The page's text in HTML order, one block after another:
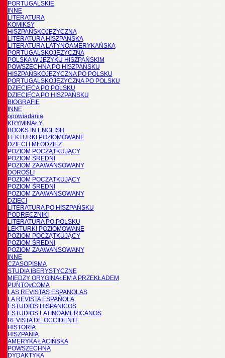
PORTUGALSKIE
INNE
LITERATURA
KOMIKSY
HISZPAŃSKOJĘZYCZNA
LITERATURA HISZPANSKA
LITERATURA LATYNOAMERYKAŃSKA
PORTUGALSKOJĘZYCZNA
POLSKA W JĘZYKU HISZPAŃSKIM
POWSZECHNA PO HISZPAŃSKU
HISZPAŃSKOJĘZYCZNA PO POLSKU
PORTUGALSKOJĘZYCZNA PO POLSKU
DZIECIĘCA PO POLSKU
DZIECIĘCA PO HISZPAŃSKU
BIOGRAFIE
INNE
opowiadania
KRYMINAŁY
BOOKS IN ENGLISH
LEKTURKI POZIOMOWANE
DZIECI I MŁODZIEŻ
POZIOM POCZĄTKUJĄCY
POZIOM ŚREDNI
POZIOM ZAAWANSOWANY
DOROŚLI
POZIOM POCZĄTKUJĄCY
POZIOM ŚREDNI
POZIOM ZAAWANSOWANY
DZIECI
LITERATURA PO HISZPAŃSKU
PODRĘCZNIKI
LITERATURA PO POLSKU
LEKTURKI POZIOMOWANE
POZIOM POCZĄTKUJĄCY
POZIOM ŚREDNI
POZIOM ZAAWANSOWANY
INNE
CZASOPISMA
STUDIA IBERYSTYCZNE
MIĘDZY ORYGINAŁEM A PRZEKŁADEM
PUNTOyCOMA
LAS REVISTAS ESPANOLAS
LA REVISTA ESPAÑOLA
ESTUDIOS HISPANICOS
ESTUDIOS LATINOAMERICANOS
REVISTA DE OCCIDENTE
HISTORIA
HISZPANIA
AMERYKA ŁACIŃSKA
POWSZECHNA
DYDAKTYKA